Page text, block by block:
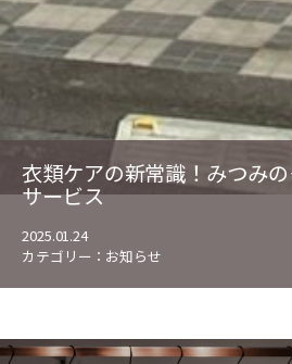
衣類ケアの新常識！みつみ
サービス
2025.01.24
カテゴリー： お知らせ